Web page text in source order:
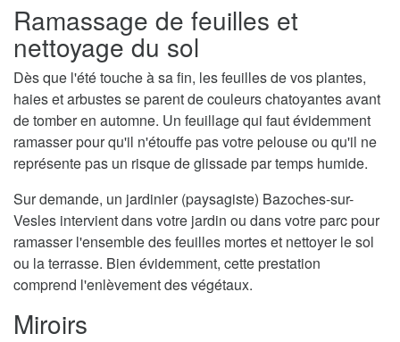
Ramassage de feuilles et
nettoyage du sol
Dès que l'été touche à sa fin, les feuilles de vos plantes,
haies et arbustes se parent de couleurs chatoyantes avant
de tomber en automne. Un feuillage qui faut évidemment
ramasser pour qu'il n'étouffe pas votre pelouse ou qu'il ne
représente pas un risque de glissade par temps humide.
Sur demande, un jardinier (paysagiste) Bazoches-sur-
Vesles intervient dans votre jardin ou dans votre parc pour
ramasser l'ensemble des feuilles mortes et nettoyer le sol
ou la terrasse. Bien évidemment, cette prestation
comprend l'enlèvement des végétaux.
Miroirs